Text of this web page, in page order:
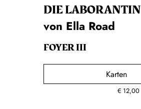
DIE LA­BO­RAN­TIN
von Ella Road
FOYER III
Karten
€ 12,00